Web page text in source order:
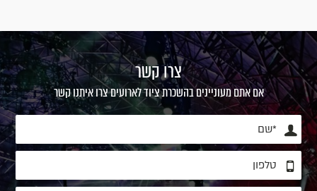
צרו קשר
אם אתם מעוניינים בהשכרת ציוד לארועים צרו איתנו קשר